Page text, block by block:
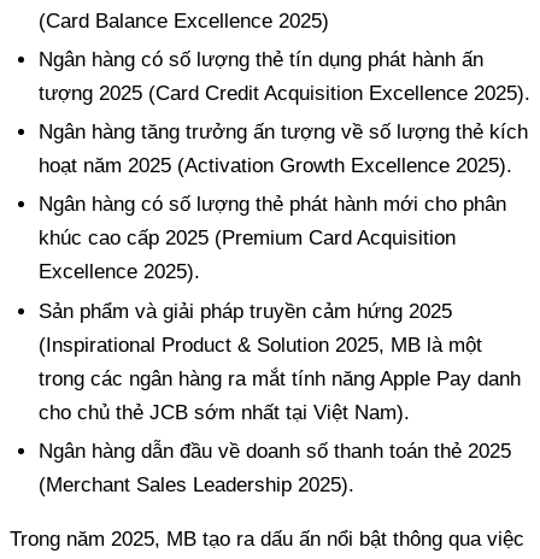
(Card Balance Excellence 2025)
Ngân hàng có số lượng thẻ tín dụng phát hành ấn
tượng 2025 (Card Credit Acquisition Excellence 2025).
Ngân hàng tăng trưởng ấn tượng về số lượng thẻ kích
hoạt năm 2025 (Activation Growth Excellence 2025).
Ngân hàng có số lượng thẻ phát hành mới cho phân
khúc cao cấp 2025 (Premium Card Acquisition
Excellence 2025).
Sản phẩm và giải pháp truyền cảm hứng 2025
(Inspirational Product & Solution 2025, MB là một
trong các ngân hàng ra mắt tính năng Apple Pay danh
cho chủ thẻ JCB sớm nhất tại Việt Nam).
Ngân hàng dẫn đầu về doanh số thanh toán thẻ 2025
(Merchant Sales Leadership 2025).
Trong năm 2025, MB tạo ra dấu ấn nổi bật thông qua việc